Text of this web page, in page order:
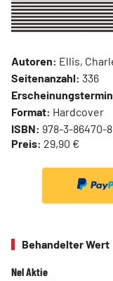
Autoren: Ellis,
Seitenanzahl: 336
Format: Hardcover
ISBN: 978-3-86470-
Preis: 29,90 €
Behandelter Wert
Nel Aktie